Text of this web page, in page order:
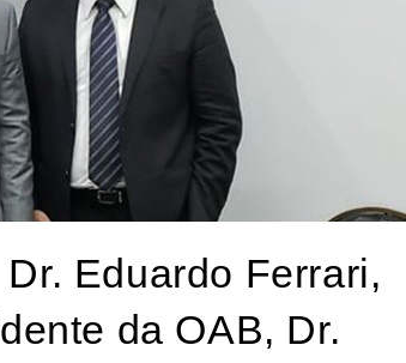
Eduardo Ferrari,
da OAB, Dr.